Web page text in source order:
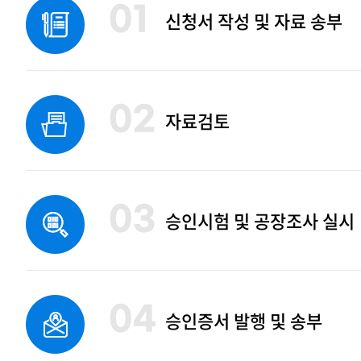
01 신청서 작성 및 자료 송부
02 자료검토
03 승인시험 및 공장조사 실시
04 승인증서 발행 및 송부